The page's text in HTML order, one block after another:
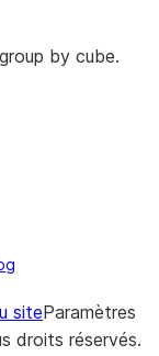
by cube.
siteParamètres
droits réservés.